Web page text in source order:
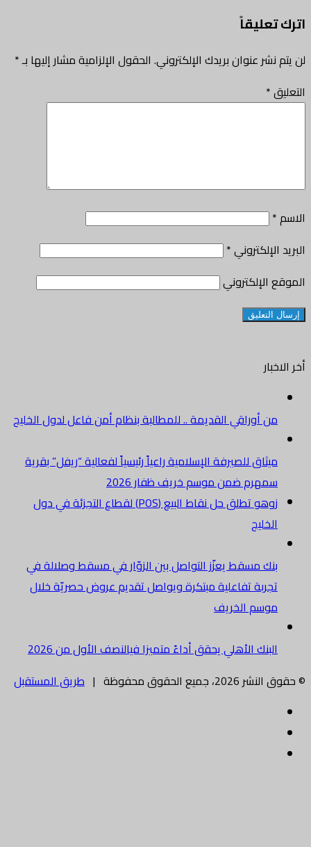
اترك تعليقاً
لن يتم نشر عنوان بريدك الإلكتروني. الحقول الإلزامية مشار إليها بـ*
التعليق*
الاسم*
البريد الإلكتروني*
الموقع الإلكتروني
أخر الاخبار
من أوراقي القديمة .. للمطالبة بنظام أمن فاعل لدول الخليج
ميثاق للصيرفة الإسلامية راعياً رئيسياً لفعالية “ريفل” بقرية
سمهرم ضمن موسم خريف ظفار 2026
زوهو تطلق حل نقاط البيع (POS) لقطاع التجزئة في دول
الخليج
بنك مسقط يعزّز التواصل بين الزوّار في مسقط وصلالة في
تجربة تفاعلية مبتكرة ويواصل تقديم عروض حصريّة خلال
موسم الخريف
البنك الأهلي يحقق أداءً متميزا فيالنصف الأول من 2026
© حقوق النشر 2026، جميع الحقوق محفوظة |
طريق المستقبل